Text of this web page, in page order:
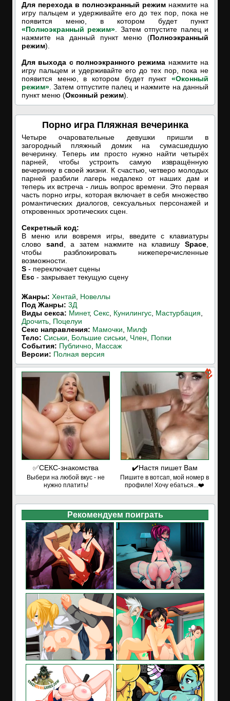
Для перехода в полноэкранный режим нажмите на
игру пальцем и удерживайте его до тех пор, пока не
появится меню, в котором будет пункт
«Полноэкранный режим» . Затем отпустите палец и
нажмите на данный пункт меню (Полноэкранный
режим).
Для выхода с полноэкранного режима нажмите на
игру пальцем и удерживайте его до тех пор, пока не
появится меню, в котором будет пункт «Оконный
режим» . Затем отпустите палец и нажмите на данный
пункт меню (Оконный режим).
Порно игра Пляжная вечеринка
Четыре очаровательные девушки пришли в
загородный пляжный домик на сумасшедшую
вечеринку. Теперь им просто нужно найти четырёх
парней, чтобы устроить самую извращённую
вечеринку в своей жизни. К счастью, четверо молодых
парней разбили лагерь недалеко от наших дам и
теперь их встреча - лишь вопрос времени. Это первая
часть порно игры, которая включает в себя множество
романтических диалогов, сексуальных персонажей и
откровенных эротических сцен.
Секретный код:
В меню или вовремя игры, введите с клавиатуры
слово sand , а затем нажмите на клавишуSpace
чтобы разблокировать нижеперечисленные
возможности.
S - переключает сцены
Esc - закрывает текущую сцену
Жанры: Хентай
Новеллы
Под Жанры: 3Д
Виды секса: Минет, Секс Кунилингус Мастурбация
Дрочить Поцелуи
Cекс направления: Мамочки
Милф
Тело: Сиськи Большие сиськи Член
Попки
События: Публично Массаж
Версии: Полная версия
✅СЕКС-знакомства
Выбери на любой вкус - не
нужно платить!
✔️Настя пишет Вам
Пишите в вотсап, мой номер в
профиле! Хочу ебаться...❤️
Рекомендуем поиграть